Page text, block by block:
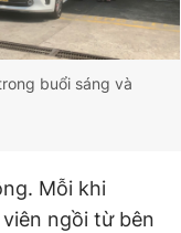
cáo
404
buổi sáng và
Mỗi khi
ngồi từ bên